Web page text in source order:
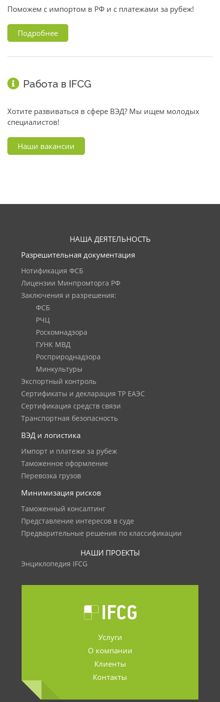
Поможем с импортом в РФ и с платежами за рубеж!
Подробнее
Работа в IFCG
Хотите развиваться в сфере ВЭД? Мы ищем молодых
специалистов!
Наши вакансии
НАША ДЕЯТЕЛЬНОСТЬ
Разрешительная документация
Нотификация ФСБ
Лицензии Минпромторга РФ
Заключения и разрешения:
ФСБ
РЧЦ
Роскомнадзора
ГУНК МВД
Росприроднадзора
Минкультуры
Экспортный контроль
Сертификаты и декларация ТР ЕАЭС
Сертификация средств связи
Транспортная безопасность
ВЭД и логистика
Импорт и платежи за рубеж
Таможенное оформление
Перевозка грузов
Минимизация рисков
Таможенный консалтинг
Представление интересов в суде
Предварительные решения по классификации
НАШИ ПРОЕКТЫ
Энциклопедия IFCG
Услуги
О компании
Клиенты
Контакты